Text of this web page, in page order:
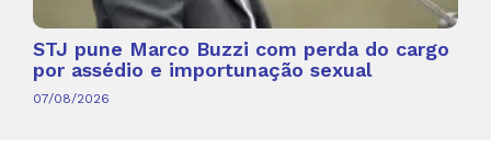
STJ pune Marco Buzzi com perda do cargo
por assédio e importunação sexual
07/08/2026